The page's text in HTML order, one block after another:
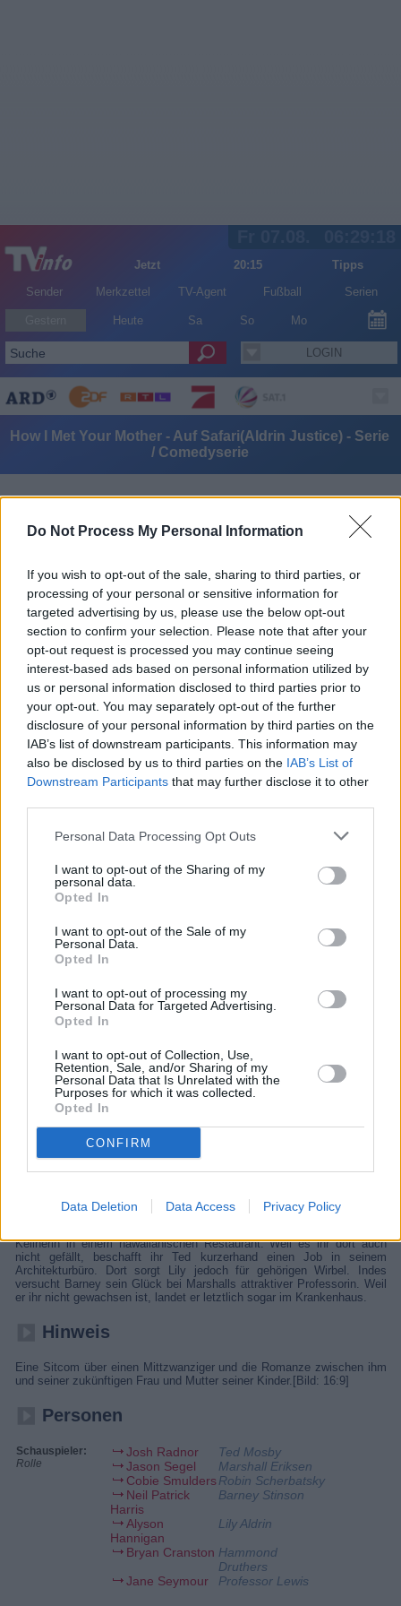
Do Not Process My Personal Information
If you wish to opt-out of the sale, sharing to third parties, or
processing of your personal or sensitive information for
targeted advertising by us, please use the below opt-out
section to confirm your selection. Please note that after your
opt-out request is processed you may continue seeing
interest-based ads based on personal information utilized by
us or personal information disclosed to third parties prior to
your opt-out. You may separately opt-out of the further
disclosure of your personal information by third parties on the
IAB’s list of downstream participants. This information may
also be disclosed by us to third parties on the IAB’s List of
Downstream Participants that may further disclose it to other
Personal Data Processing Opt Outs
I want to opt-out of the Sharing of my
personal data.
Opted In
I want to opt-out of the Sale of my
Personal Data.
Opted In
I want to opt-out of processing my
Personal Data for Targeted Advertising.
Opted In
I want to opt-out of Collection, Use,
Retention, Sale, and/or Sharing of my
Personal Data that Is Unrelated with the
Purposes for which it was collected.
Opted In
CONFIRM
Data Deletion Data Access Privacy Policy
Jetzt 20:15
Tipps
Sender
Merkzettel TV-Agent Fußball Serien
Heute Sa So Mo
LOGIN
Alle Sender
How I Met Your Mother - Auf Safari(Aldrin Justice) - Serie
/ Comedyserie
Auf Safari(Aldrin Justice) (USA,2006)
Folge 28 Staffel: 2 / Folge: 28
Lily steckt in einer Sinnkrise. Auf der Suche nach ihrer Bestimmung
Kellnerin in einem hawaiianischen Restaurant. Weil es ihr dort auch
nicht gefällt, beschafft ihr Ted kurzerhand einen Job in seinem
Architekturbüro. Dort sorgt Lily jedoch für gehörigen Wirbel. Indes
versucht Barney sein Glück bei Marshalls attraktiver Professorin. Weil
er ihr nicht gewachsen ist, landet er letztlich sogar im Krankenhaus.
Hinweis
Eine Sitcom über einen Mittzwanziger und die Romanze zwischen ihm
und seiner zukünftigen Frau und Mutter seiner Kinder.[Bild: 16:9]
Personen
Schauspieler:
Rolle
Josh Radnor
Ted Mosby
Jason Segel
Marshall Eriksen
Cobie SmuldersRobin Scherbatsky
Neil Patrick
Harris
Barney Stinson
Alyson
Hannigan
Lily Aldrin
Bryan Cranston Hammond
Druthers
Jane Seymour
Professor Lewis